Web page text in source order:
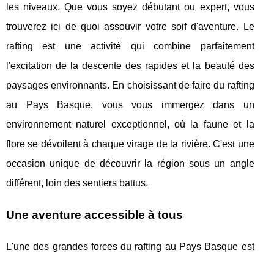
les niveaux. Que vous soyez débutant ou expert, vous
trouverez ici de quoi assouvir votre soif d'aventure. Le
rafting est une activité qui combine parfaitement
l'excitation de la descente des rapides et la beauté des
paysages environnants. En choisissant de faire du rafting
au Pays Basque, vous vous immergez dans un
environnement naturel exceptionnel, où la faune et la
flore se dévoilent à chaque virage de la rivière. C'est une
occasion unique de découvrir la région sous un angle
différent, loin des sentiers battus.
Une aventure accessible à tous
L'une des grandes forces du rafting au Pays Basque est